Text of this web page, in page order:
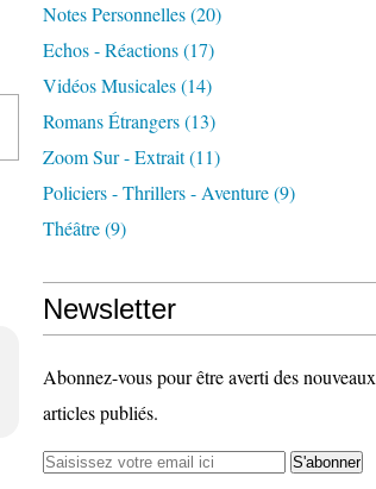
Notes Personnelles(20)
Echos - Réactions(17)
Vidéos Musicales(14)
Romans Étrangers(13)
Zoom Sur - Extrait(11)
Policiers - Thrillers - Aventure(9)
Théâtre(9)
Newsletter
Abonnez-vous pour être averti des nouveaux
articles publiés.